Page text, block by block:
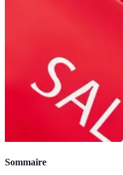
Sommaire